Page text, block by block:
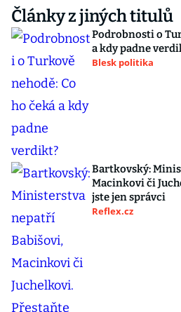
Články z jiných titulů
Podrobnosti o
a kdy padne
Blesk politika
Bartkovský:
Macinkovi či
jste jen správci
Reflex.cz